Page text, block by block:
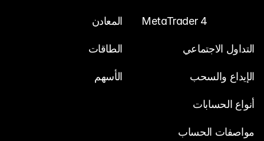
MetaTrader 4
التداول الاجتماعي
الإيداع والسحب
أنواع الحسابات
مواصفات الحساب
المعادن
الطاقات
الأسهم